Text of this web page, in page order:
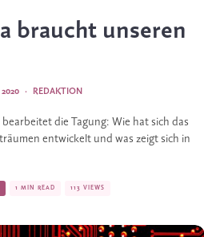
braucht unseren
REDAKTION
·
die Tagung: Wie hat sich das
entwickelt und was zeigt sich in
1 MIN READ 113 VIEWS